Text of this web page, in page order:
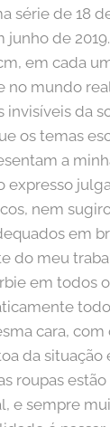
série de 18
junho de
em cada
no mundo
da
os temas
a
expresso
nem
em
do meu
em todos
cara,
da situação
roupas
e sempre